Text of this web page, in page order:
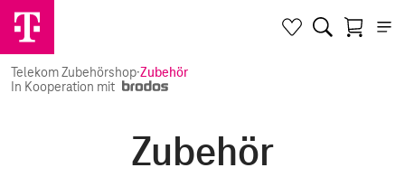
Telekom Zubehörshop·Zubehör
In Kooperation mit
Zubehör